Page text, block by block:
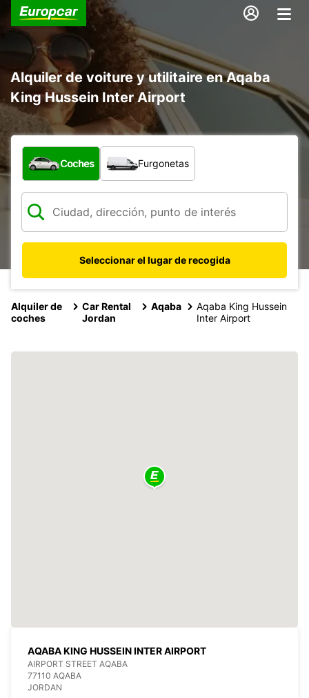
Alquiler de voiture y utilitaire en Aqaba
King Hussein Inter Airport
¿Qué tipo de vehículo?
Coches Furgonetas
Seleccionar el lugar de recogida
Alquiler de
coches
Car Rental
Jordan
Aqaba
Aqaba King Hussein
Inter Airport
AQABA KING HUSSEIN INTER AIRPORT
AIRPORT STREET AQABA
77110 AQABA
JORDAN